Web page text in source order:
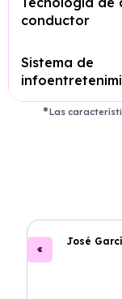
conductor
Sistema de
Las
José